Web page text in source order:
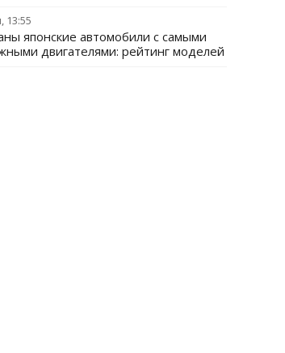
13:55
японские автомобили с самыми
двигателями: рейтинг моделей